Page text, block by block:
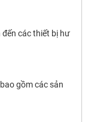
các thiết bị hư
gồm các sản